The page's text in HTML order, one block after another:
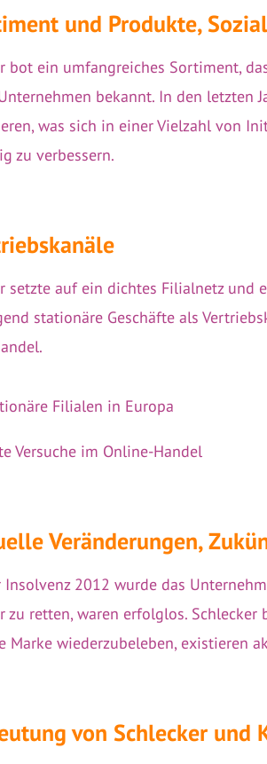
und Produkte,
bot ein umfangreiches Sortiment,
bekannt. In den letzten
was sich in einer Vielzahl von
zu verbessern.
setzte auf ein dichtes Filialnetz und
stationäre Geschäfte als
Filialen in Europa
Versuche im Online-Handel
Veränderungen,
Insolvenz 2012 wurde das
zu retten, waren erfolglos.
Marke wiederzubeleben, existieren
von Schlecker und